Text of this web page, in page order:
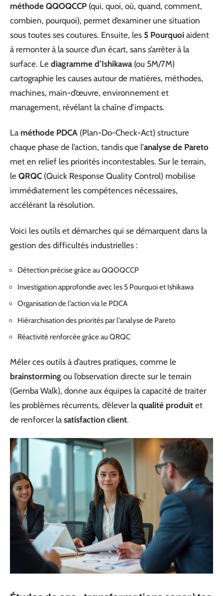
méthode QQOQCCP (qui, quoi, où, quand, comment,
combien, pourquoi), permet d’examiner une situation
sous toutes ses coutures. Ensuite, les 5 Pourquoi aident
à remonter à la source d’un écart, sans s’arrêter à la
surface. Le diagramme d’Ishikawa(ou 5M/7M)
cartographie les causes autour de matières, méthodes,
machines, main-d’œuvre, environnement et
management, révélant la chaîne d’impacts.
La méthode PDCA (Plan-Do-Check-Act) structure
chaque phase de l’action, tandis que l’analyse de Pareto
met en relief les priorités incontestables. Sur le terrain,
le QRQC (Quick Response Quality Control) mobilise
immédiatement les compétences nécessaires,
accélérant la résolution.
Voici les outils et démarches qui se démarquent dans la
gestion des difficultés industrielles :
Détection précise grâce au QQOQCCP
Investigation approfondie avec les 5 Pourquoi et Ishikawa
Organisation de l’action via le PDCA
Hiérarchisation des priorités par l’analyse de Pareto
Réactivité renforcée grâce au QRQC
Mêler ces outils à d’autres pratiques, comme le
brainstorming ou l’observation directe sur le terrain
(Gemba Walk), donne aux équipes la capacité de traiter
les problèmes récurrents, d’élever la qualité produit et
de renforcer la satisfaction client.